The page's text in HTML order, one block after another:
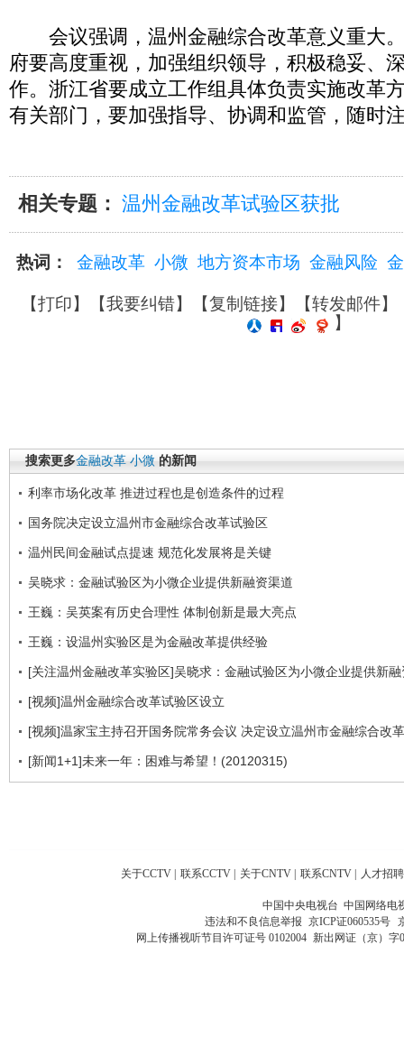
会议强调，温州金融综合改革意义重大
府要高度重视，加强组织领导，积极稳妥、
作。浙江省要成立工作组具体负责实施改革
有关部门，要加强指导、协调和监管，随时
相关专题： 温州金融改革试验区获批
热词： 金融改革 小微 地方资本市场 金融风险
【打印】【我要纠错】【复制链接】【转发邮件】
】
搜索更多金融改革 小微 的新闻
利率市场化改革 推进过程也是创造条件的过程
国务院决定设立温州市金融综合改革试验区
温州民间金融试点提速 规范化发展将是关键
吴晓求：金融试验区为小微企业提供新融资渠道
王巍：吴英案有历史合理性 体制创新是最大亮点
王巍：设温州实验区是为金融改革提供经验
[关注温州金融改革实验区]吴晓求：金融试验区为小微企业提供新
[视频]温州金融综合改革试验区设立
[视频]温家宝主持召开国务院常务会议 决定设立温州市金融综合改
[新闻1+1]未来一年：困难与希望！(20120315)
关于CCTV 联系CCTV 关于CNTV 联系CNTV 人才招聘
中国中央电视台 中国网络电
违法和不良信息举报 京ICP证060535号
网上传播视听节目许可证号 0102004 新出网证（京）